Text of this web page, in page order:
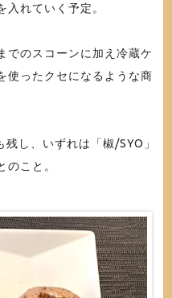
れていく予定。
でのスコーンに加え冷蔵ケ
使ったクセになるような商
残し、いずれは「椒/SYO」
のこと。